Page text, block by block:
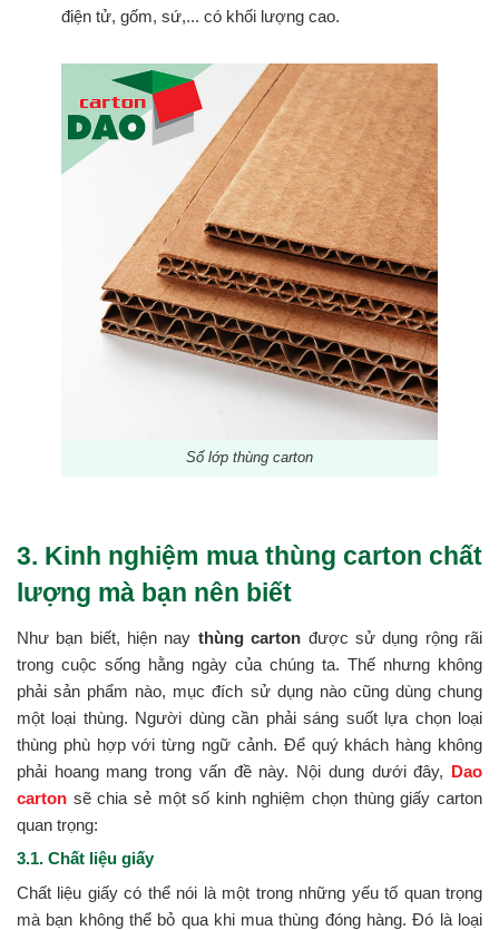
điện tử, gốm, sứ,... có khối lượng cao.
Số lớp thùng carton
3. Kinh nghiệm mua thùng carton chất
lượng mà bạn nên biết
Như bạn biết, hiện nay thùng carton được sử dụng rộng rãi
trong cuộc sống hằng ngày của chúng ta. Thế nhưng không
phải sản phẩm nào, mục đích sử dụng nào cũng dùng chung
một loại thùng. Người dùng cần phải sáng suốt lựa chọn loại
thùng phù hợp với từng ngữ cảnh. Để quý khách hàng không
phải hoang mang trong vấn đề này. Nội dung dưới đây, Dao
carton sẽ chia sẻ một số kinh nghiệm chọn thùng giấy carton
quan trọng:
3.1. Chất liệu giấy
Chất liệu giấy có thể nói là một trong những yếu tố quan trọng
mà bạn không thể bỏ qua khi mua thùng đóng hàng. Đó là loại